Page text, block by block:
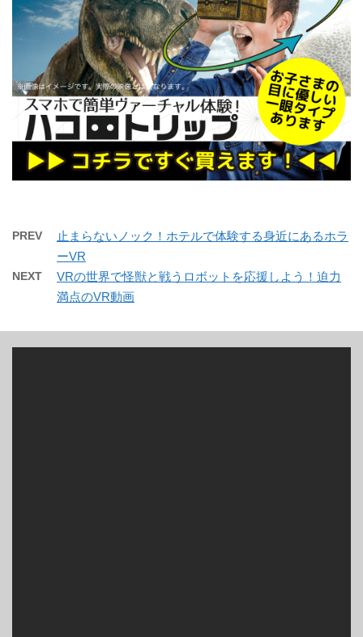
PREV
止まらないノック！ホテルで体験する身近にあるホラ
ーVR
NEXT
VRの世界で怪獣と戦うロボットを応援しよう！迫力
満点のVR動画